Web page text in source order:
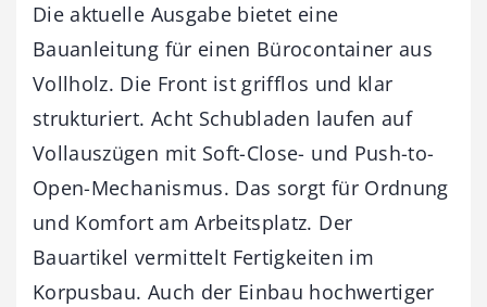
Die aktuelle Ausgabe bietet eine
Bauanleitung für einen Bürocontainer aus
Vollholz. Die Front ist grifflos und klar
strukturiert. Acht Schubladen laufen auf
Vollauszügen mit Soft-Close- und Push-to-
Open-Mechanismus. Das sorgt für Ordnung
und Komfort am Arbeitsplatz. Der
Bauartikel vermittelt Fertigkeiten im
Korpusbau. Auch der Einbau hochwertiger